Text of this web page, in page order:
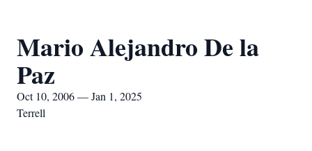
Mario Alejandro De la
Paz
Oct 10, 2006 — Jan 1, 2025
Terrell